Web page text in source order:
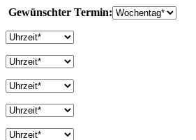
Gewünschter Termin: